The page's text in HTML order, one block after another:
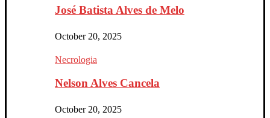
José Batista Alves de Melo
October 20, 2025
Necrologia
Nelson Alves Cancela
October 20, 2025